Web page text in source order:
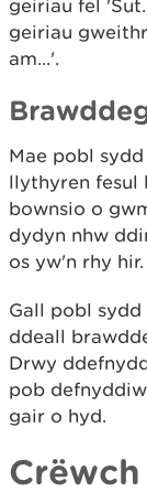
geiriau fel
geiriau
am...'.
Mae pobl
llythyren fesul
bownsio o
dydyn nhw
os yw'n rhy hir.
Gall pobl
ddeall
Drwy
pob
gair o hyd.